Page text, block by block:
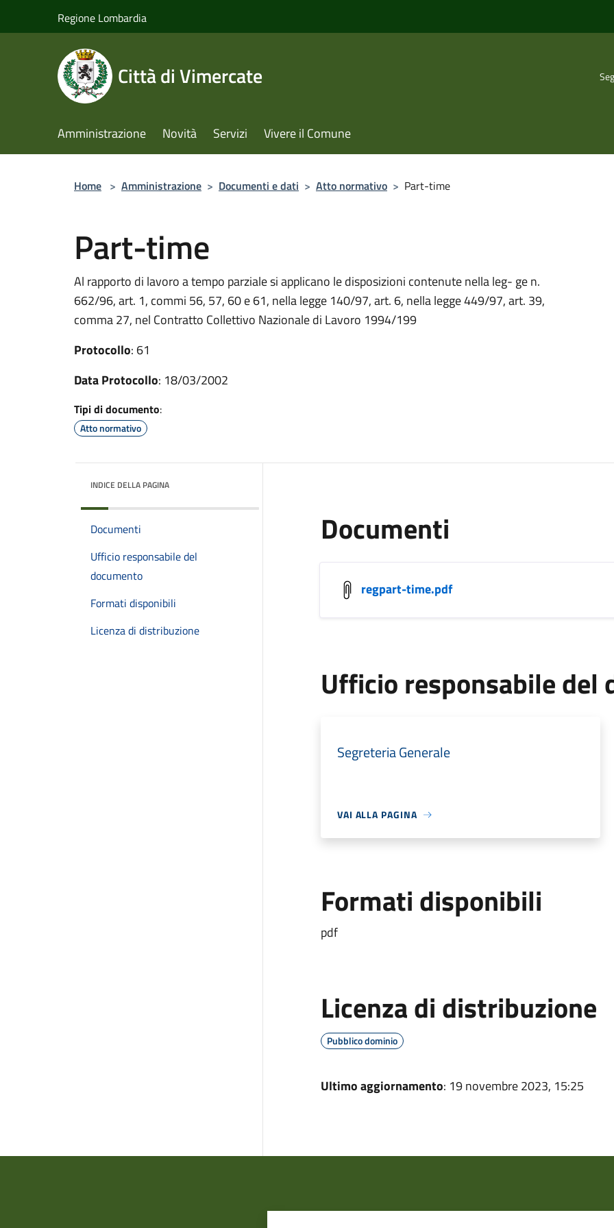
Regione Lombardia
Città di Vimercate
Amministrazione Novità Servizi Vivere il Comune
Home > Amministrazione > Documenti e dati > Atto normativo > Part-time
Part-time
Al rapporto di lavoro a tempo parziale si applicano le disposizioni contenute nella leg- ge n.
662/96, art. 1, commi 56, 57, 60 e 61, nella legge 140/97, art. 6, nella legge 449/97, art. 39,
comma 27, nel Contratto Collettivo Nazionale di Lavoro 1994/199
Protocollo: 61
Data Protocollo: 18/03/2002
Tipi di documento:
Atto normativo
INDICE DELLA PAGINA
Documenti
Ufficio responsabile del
documento
Formati disponibili
Licenza di distribuzione
Documenti
regpart-time.pdf
Ufficio responsabile del
Segreteria Generale
VAI ALLA PAGINA
Formati disponibili
pdf
Licenza di distribuzione
Pubblico dominio
Ultimo aggiornamento: 19 novembre 2023, 15:25